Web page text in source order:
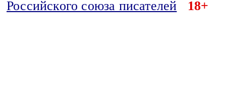
Российского союза писателей 18+